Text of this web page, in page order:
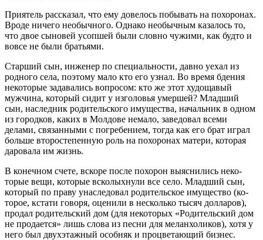
Приятель рассказал, что ему довелось побывать на похоро­нах.
Вроде ничего необычного. Однако необычным казалось то,
что двое сыновей усопшей были словно чужими, как буд­то и
вовсе не были братьями.
Старший сын, инженер по специальности, давно уехал из
родного села, поэтому мало кто его узнал. Во время бде­ния
некоторые задавались вопросом: кто же этот худоща­вый
мужчина, который сидит у изголовья умершей? Младший
сын, наследник родительского имущества, начальник в од­ном
из городков, каких в Молдове немало, заведовал всеми
делами, связанными с погребением, тогда как его брат играл
больше второстепенную роль на похоронах матери, которая
даровала им жизнь.
В конечном счете, вскоре после похорон выяснились неко­
торые вещи, которые всколыхнули все село. Младший сын,
который по праву унаследовал родительское имущество (ко­
торое, кстати говоря, оценили в несколько тысяч долларов),
продал родительский дом (для некоторых «Родительский дом
не продается» лишь слова из песни для меланхоликов), хотя у
него был двухэтажный особняк и процветающий бизнес.